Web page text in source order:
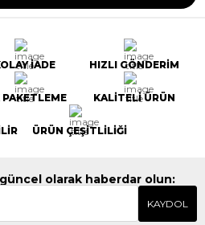
İADE HIZLI GÖNDERİM
PAKETLEME KALİTELİ ÜRÜN
ÜRÜN ÇEŞİTLİLİĞİ
olarak haberdar olun:
KAYDOL